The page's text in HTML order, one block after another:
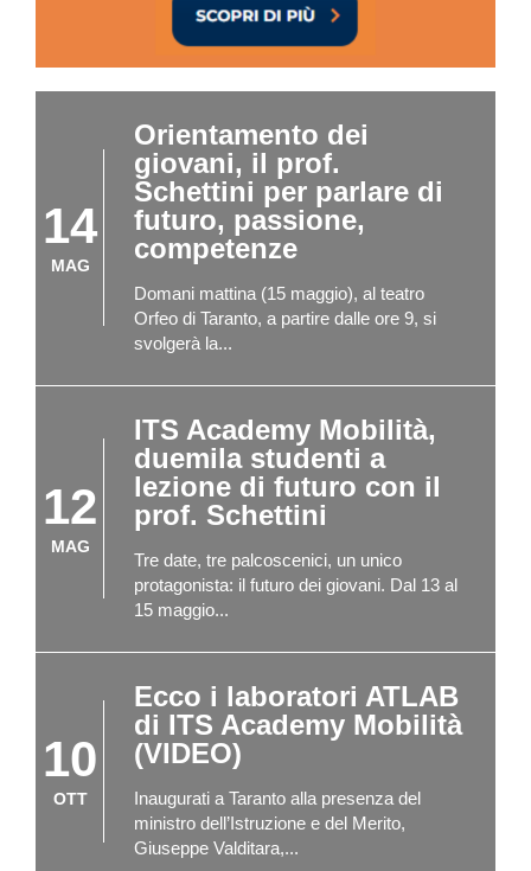
14
MAG
Orientamento dei
giovani, il prof.
Schettini per parlare di
futuro, passione,
competenze
Domani mattina (15 maggio), al teatro
Orfeo di Taranto, a partire dalle ore 9, si
svolgerà la...
12
MAG
ITS Academy Mobilità,
duemila studenti a
lezione di futuro con il
prof. Schettini
Tre date, tre palcoscenici, un unico
protagonista: il futuro dei giovani. Dal 13 al
15 maggio...
10
OTT
Ecco i laboratori ATLAB
di ITS Academy Mobilità
(VIDEO)
Inaugurati a Taranto alla presenza del
ministro dell’Istruzione e del Merito,
Giuseppe Valditara,...